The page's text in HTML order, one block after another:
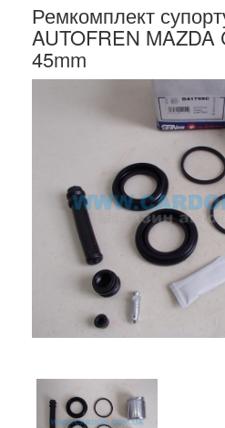
Ремкомплект
AUTOFREN MAZDA
45mm